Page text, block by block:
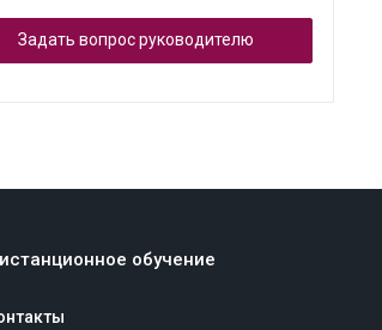
Задать вопрос руководителю
обучение